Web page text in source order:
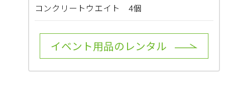
コンクリートウエイト 4個
イベント用品のレンタル